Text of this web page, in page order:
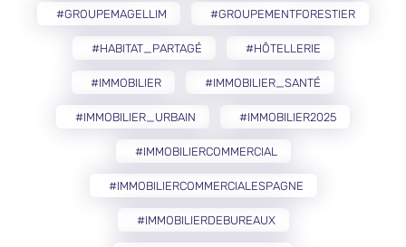
#GROUPEMAGELLIM #GROUPEMENTFORESTIER
#HABITAT_PARTAGÉ #HÔTELLERIE
#IMMOBILIER #IMMOBILIER_SANTÉ
#IMMOBILIER_URBAIN #IMMOBILIER2025
#IMMOBILIERCOMMERCIAL
#IMMOBILIERCOMMERCIALESPAGNE
#IMMOBILIERDEBUREAUX